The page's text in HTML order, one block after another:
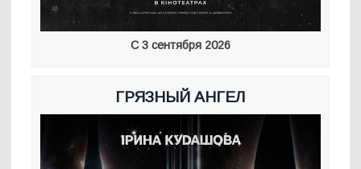
С 3 сентября 2026
ГРЯЗНЫЙ АНГЕЛ